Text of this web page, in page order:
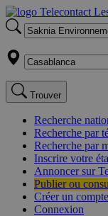
Trouver
Recherche
Recherche par
Recherche par
Inscrire votre
Annoncer sur
Publier ou
Créer un compte
Connexion